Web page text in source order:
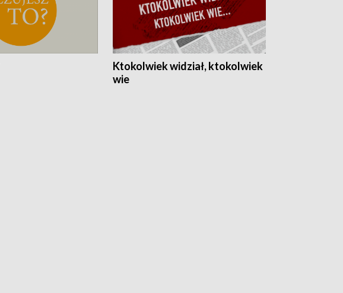
Ktokolwiek widział, ktokolwiek
wie